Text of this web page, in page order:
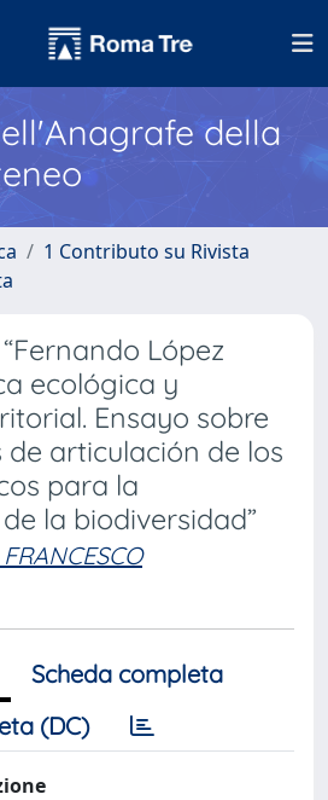
della
1 Contributo su Rivista
López
ecológica y
Ensayo sobre
de articulación de los
para la
la biodiversidad”
Scheda completa
(DC)